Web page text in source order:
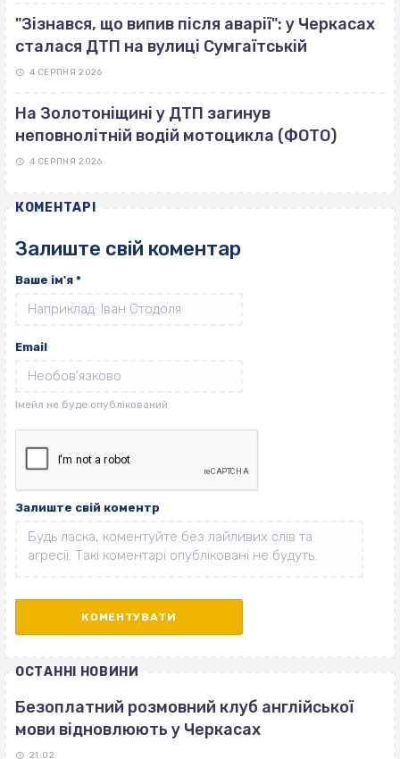
"Зізнався, що випив після аварії": у Черкасах
сталася ДТП на вулиці Сумгаїтській
4 СЕРПНЯ 2026
На Золотоніщині у ДТП загинув
неповнолітній водій мотоцикла (ФОТО)
4 СЕРПНЯ 2026
КОМЕНТАРІ
Залиште свій коментар
Ваше ім'я *
Email
Залиште свій коментр
ОСТАННІ НОВИНИ
Безоплатний розмовний клуб англійської
мови відновлюють у Черкасах
21:02